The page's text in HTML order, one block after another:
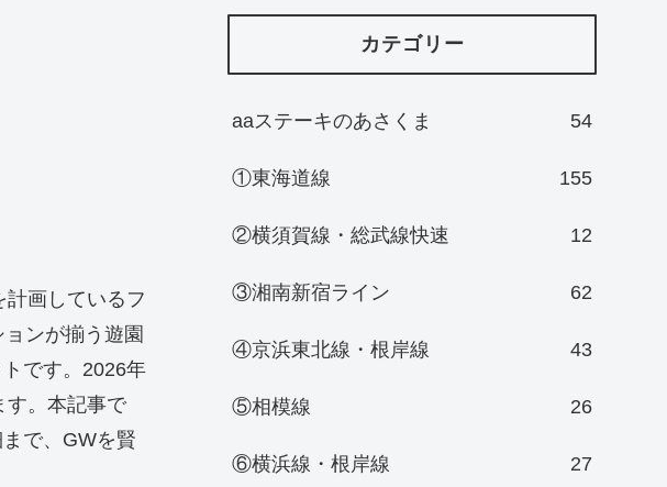
画しているフ
ンが揃う遊園
です。2026年
す。本記事で
で、GWを賢
カテゴリー
aaステーキのあさくま 54
①東海道線 155
②横須賀線・総武線快速 12
③湘南新宿ライン 62
④京浜東北線・根岸線 43
⑤相模線 26
⑥横浜線・根岸線 27